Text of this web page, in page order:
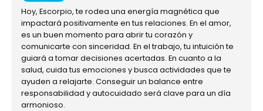
Hoy, Escorpio, te rodea una energía magnética que
impactará positivamente en tus relaciones. En el amor,
es un buen momento para abrir tu corazón y
comunicarte con sinceridad. En el trabajo, tu intuición te
guiará a tomar decisiones acertadas. En cuanto a la
salud, cuida tus emociones y busca actividades que te
ayuden a relajarte. Conseguir un balance entre
responsabilidad y autocuidado será clave para un día
armonioso.